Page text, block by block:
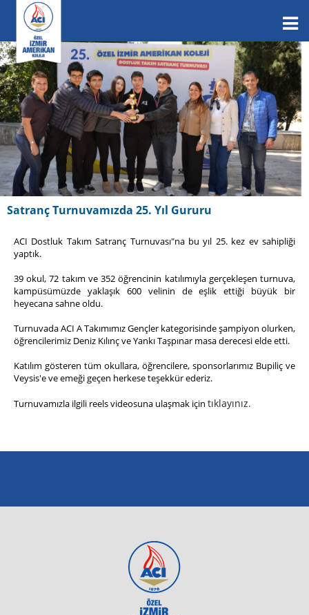
Satranç Turnuvamızda 25. Yıl Gururu
ACI Dostluk Takım Satranç Turnuvası"na bu yıl 25. kez ev sahipliği
yaptık.
39 okul, 72 takım ve 352 öğrencinin katılımıyla gerçekleşen turnuva,
kampüsümüzde yaklaşık 600 velinin de eşlik ettiği büyük bir
heyecana sahne oldu.
Turnuvada ACI A Takımımız Gençler kategorisinde şampiyon olurken,
öğrencilerimiz Deniz Kılınç ve Yankı Taşpınar masa derecesi elde etti.
Katılım gösteren tüm okullara, öğrencilere, sponsorlarımız Bupiliç ve
Veysis'e ve emeği geçen herkese teşekkür ederiz.
Turnuvamızla ilgili reels videosuna ulaşmak için tıklayınız.